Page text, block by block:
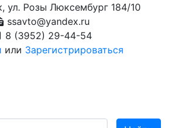
ул. Розы Люксембург 184/10
ssavto@yandex.ru
8 (3952) 29-44-54
или Зарегистрироваться